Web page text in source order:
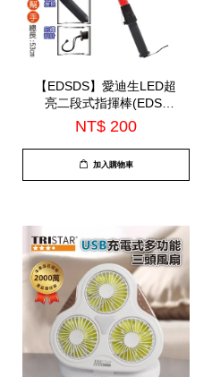
【EDSDS】愛迪生LED超
亮二段式指揮棒(EDS-
G690)
NT$ 200
加入購物車